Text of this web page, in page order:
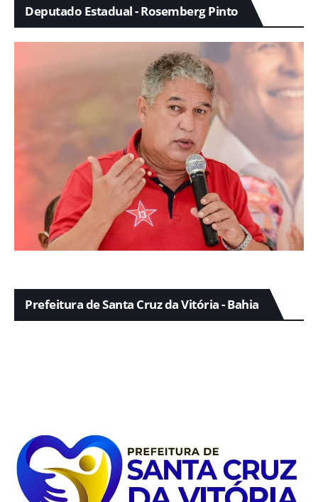
Deputado Estadual - Rosemberg Pinto
Prefeitura de Santa Cruz da Vitória - Bahia